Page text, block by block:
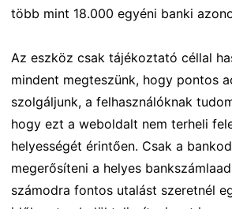
több mint 18.000 egyéni banki
Az eszköz csak tájékoztató céllal
mindent megteszünk, hogy pontos
szolgáljunk, a felhasználóknak
hogy ezt a weboldalt nem terheli
helyességét érintően. Csak a
megerősíteni a helyes
számodra fontos utalást szeretnél